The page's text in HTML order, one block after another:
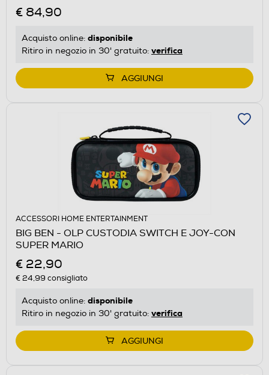
€ 84,90
Acquisto online: disponibile
Ritiro in negozio in 30' gratuito: verifica
AGGIUNGI
ACCESSORI HOME ENTERTAINMENT
BIG BEN - OLP CUSTODIA SWITCH E JOY-CON
SUPER MARIO
€ 22,90
€ 24,99 consigliato
Acquisto online: disponibile
Ritiro in negozio in 30' gratuito: verifica
AGGIUNGI